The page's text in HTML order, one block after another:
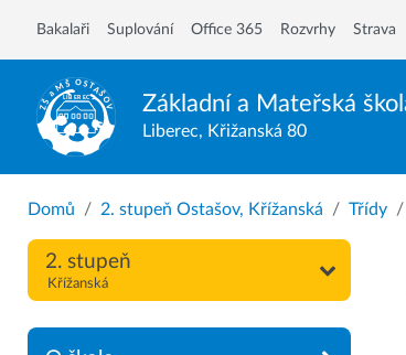
Základní a Mateřská
Liberec, Křižanská 80
Bakalaři Suplování Office 365 Rozvrhy Strava
Domů 2. stupeň Ostašov, Křížanská Třídy
2. stupeň
Křížanská